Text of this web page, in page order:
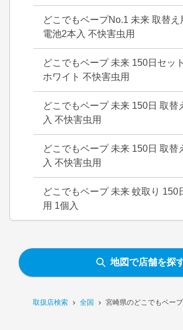
取扱店検索 全国 宮崎県のどこでもベー
どこでもベープNo.1 未来 取替え
電池2本入 不快害虫用
どこでもベープ 未来 150日セッ
ホワイト 不快害虫用
どこでもベープ 未来 150日 取替
入 不快害虫用
どこでもベープ 未来 150日 取替
入 不快害虫用
どこでもベープ 未来 蚊取り 150
用 1個入
地図で店舗を探